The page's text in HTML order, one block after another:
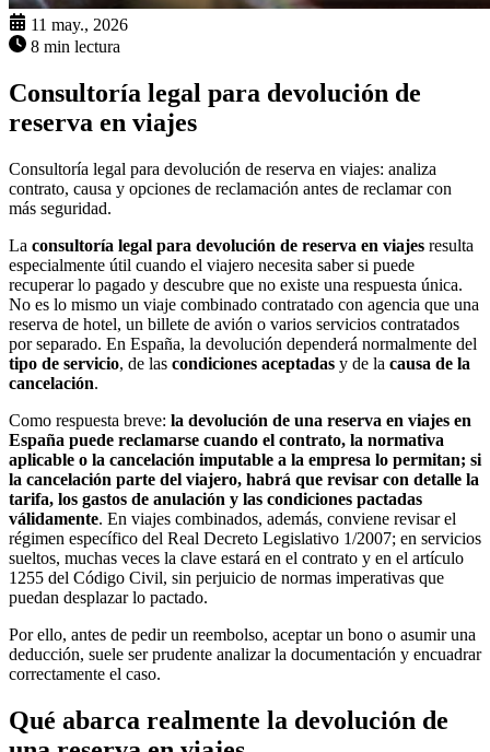
11 may., 2026
8 min lectura
Consultoría legal para devolución de
reserva en viajes
Consultoría legal para devolución de reserva en viajes: analiza
contrato, causa y opciones de reclamación antes de reclamar con
más seguridad.
La consultoría legal para devolución de reserva en viajes resulta
especialmente útil cuando el viajero necesita saber si puede
recuperar lo pagado y descubre que no existe una respuesta única.
No es lo mismo un viaje combinado contratado con agencia que una
reserva de hotel, un billete de avión o varios servicios contratados
por separado. En España, la devolución dependerá normalmente del
tipo de servicio, de las condiciones aceptadas y de la causa de la
cancelación.
Como respuesta breve: la devolución de una reserva en viajes en
España puede reclamarse cuando el contrato, la normativa
aplicable o la cancelación imputable a la empresa lo permitan; si
la cancelación parte del viajero, habrá que revisar con detalle la
tarifa, los gastos de anulación y las condiciones pactadas
válidamente. En viajes combinados, además, conviene revisar el
régimen específico del Real Decreto Legislativo 1/2007; en servicios
sueltos, muchas veces la clave estará en el contrato y en el artículo
1255 del Código Civil, sin perjuicio de normas imperativas que
puedan desplazar lo pactado.
Por ello, antes de pedir un reembolso, aceptar un bono o asumir una
deducción, suele ser prudente analizar la documentación y encuadrar
correctamente el caso.
Qué abarca realmente la devolución de